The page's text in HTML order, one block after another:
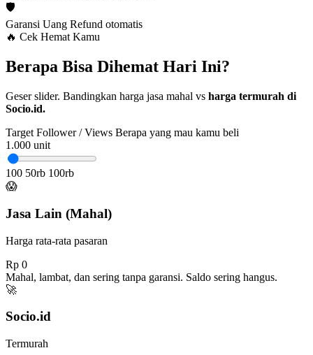
🛡️
Garansi Uang Refund otomatis
🔥 Cek Hemat Kamu
Berapa Bisa Dihemat Hari Ini?
Geser slider. Bandingkan harga jasa mahal vs harga termurah di
Socio.id.
Target Follower / Views Berapa yang mau kamu beli
1.000 unit
100 50rb 100rb
😱
Jasa Lain (Mahal)
Harga rata-rata pasaran
Rp 0
Mahal, lambat, dan sering tanpa garansi. Saldo sering hangus.
🚀
Socio.id
Termurah